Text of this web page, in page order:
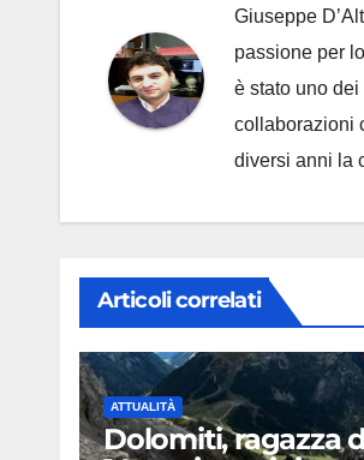
Giuseppe
passione per
è stato uno
collaborazioni
diversi anni la
Articoli correlati
ATTUALITÀ
Dolomiti, ragazza